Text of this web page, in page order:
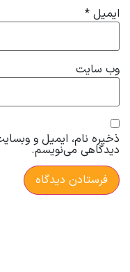
ایمیل *
وب‌ سایت
ذخیره نام، ایمیل و
دیدگاهی می‌نویسم.